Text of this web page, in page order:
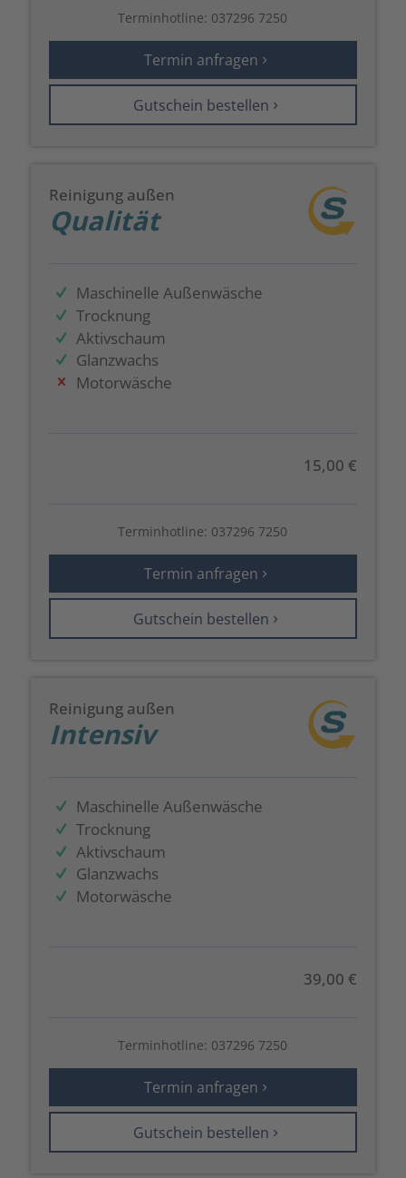
Terminhotline: 037296 7250
Termin anfragen
Gutschein bestellen
Reinigung außen
Qualität
Maschinelle Außenwäsche
Trocknung
Aktivschaum
Glanzwachs
Motorwäsche
15,00 €
Terminhotline: 037296 7250
Termin anfragen
Gutschein bestellen
Reinigung außen
Intensiv
Maschinelle Außenwäsche
Trocknung
Aktivschaum
Glanzwachs
Motorwäsche
39,00 €
Terminhotline: 037296 7250
Termin anfragen
Gutschein bestellen